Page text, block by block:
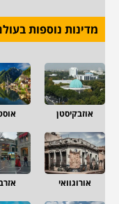
מדינות נוספות
אוזבקיסטן
אורוגוואי